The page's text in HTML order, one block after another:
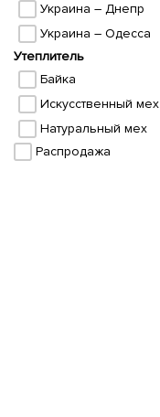
Украина – Днепр
Украина – Одесса
Утеплитель
Байка
Искусственный мех
Натуральный мех
Распродажа